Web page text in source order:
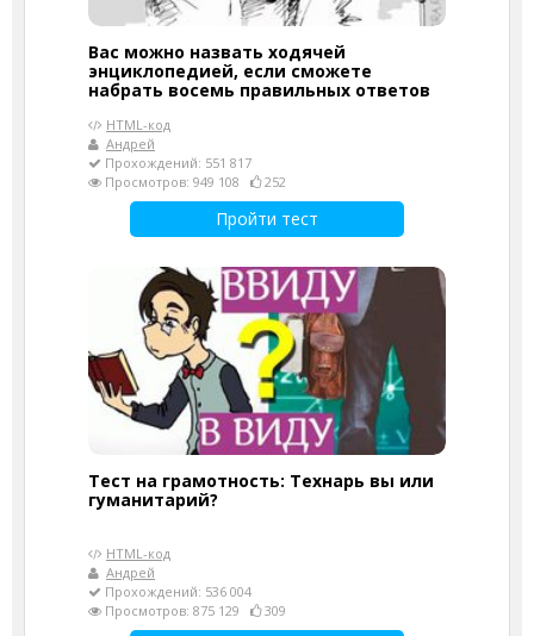
Вас можно назвать ходячей
энциклопедией, если сможете
набрать восемь правильных ответов
HTML-код
Андрей
Прохождений: 551 817
Просмотров: 949 108
252
Пройти тест
Тест на грамотность: Технарь вы или
гуманитарий?
HTML-код
Андрей
Прохождений: 536 004
Просмотров: 875 129
309